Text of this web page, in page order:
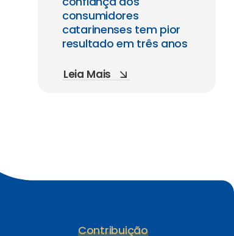
consumidores
catarinenses tem pior
resultado em três anos
Leia Mais
Contribuição